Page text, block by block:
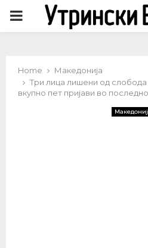
PRIMARY
Home
Македонија
Три лица лишени од слобода
вкупно пет пријави во